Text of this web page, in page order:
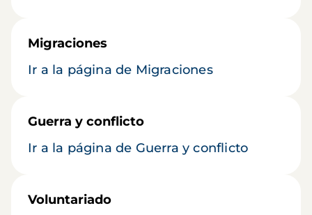
Migraciones
Ir a la página de Migraciones
Guerra y conflicto
Ir a la página de Guerra y conflicto
Voluntariado